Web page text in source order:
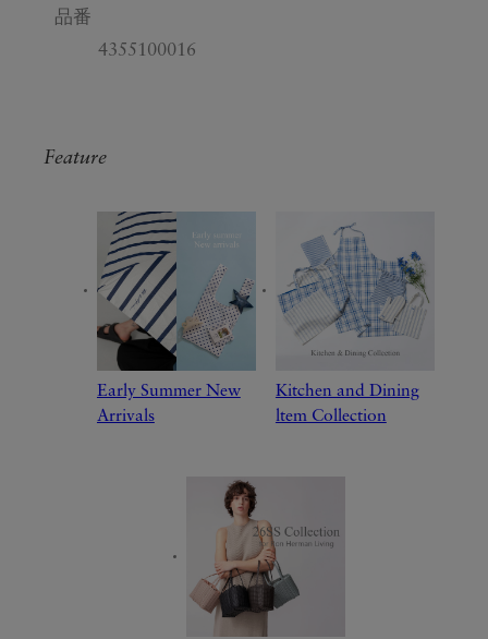
品番
4355100016
Feature
Early Summer New
Arrivals
Kitchen and Dining
ltem Collection